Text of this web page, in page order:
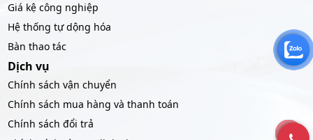
Giá kệ công nghiệp
Hệ thống tự dộng hóa
Bàn thao tác
Dịch vụ
Chính sách vận chuyển
Chính sách mua hàng và thanh toán
Chính sách đổi trả